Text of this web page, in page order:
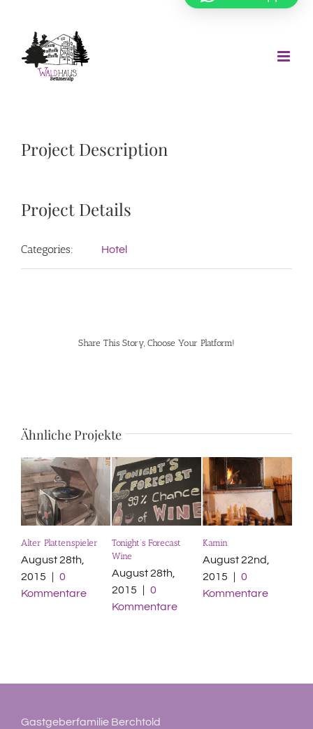
springen
Project Description
Project Details
Categories: Hotel
Share This Story, Choose Your Platform!
Ähnliche Projekte
Alter Plattenspieler
August 28th,
2015
0
Kommentare
Tonight’s Forecast
Wine
August 28th,
2015
0
Kommentare
Kamin
August 22nd,
2015
0
Kommentare
Gastgeberfamilie Berchtold